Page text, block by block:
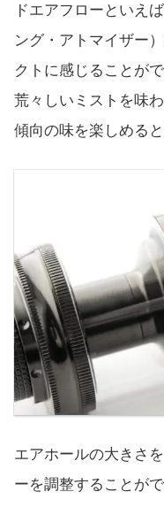
ドエアフローといえ
ング・アトマイザー
クトに感じることが
荒々しいミストを味
傾向の味を楽しめると
エアホールの大きさ
ーを調整することが